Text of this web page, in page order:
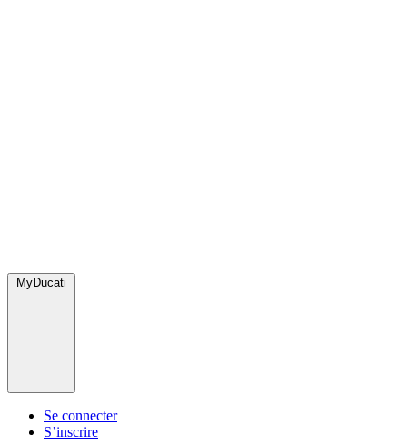
MyDucati
Se connecter
S’inscrire